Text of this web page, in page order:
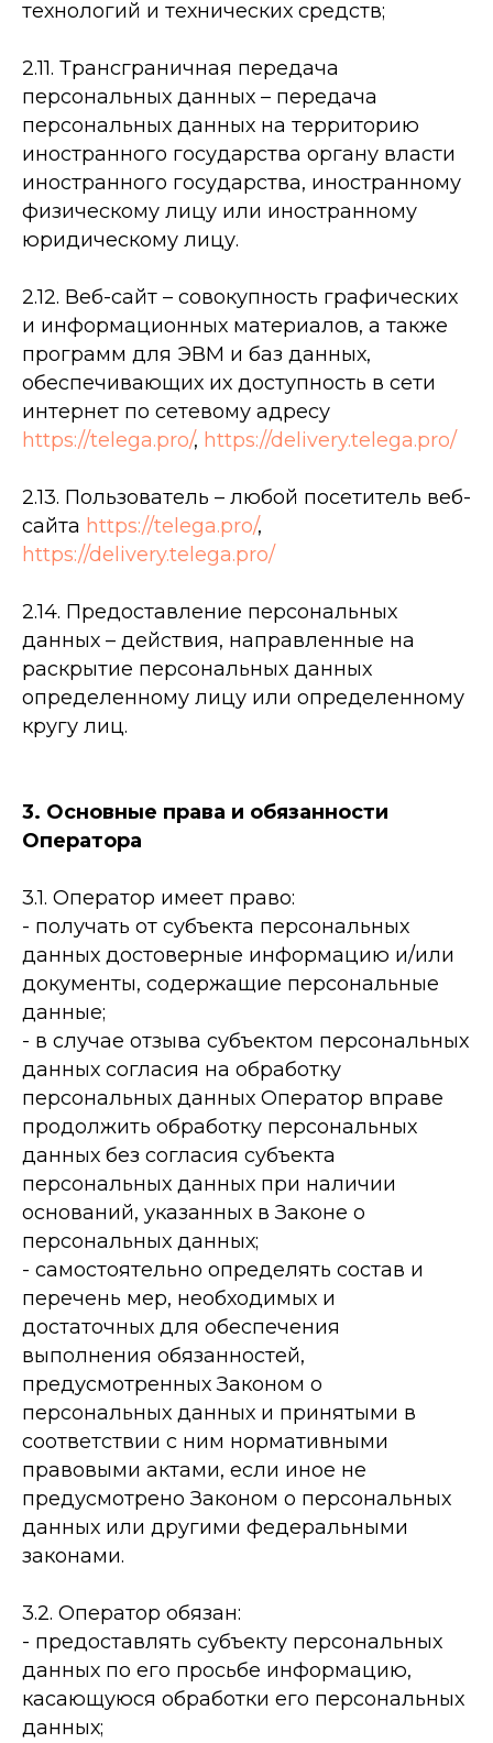
технологий и технических средств;
2.11. Трансграничная передача
персональных данных – передача
персональных данных на территорию
иностранного государства органу власти
иностранного государства, иностранному
физическому лицу или иностранному
юридическому лицу.
2.12. Веб-сайт – совокупность графических
и информационных материалов, а также
программ для ЭВМ и баз данных,
обеспечивающих их доступность в сети
интернет по сетевому адресу
https://telega.pro/, https://delivery.telega.pro/
2.13. Пользователь – любой посетитель веб-
сайта https://telega.pro/,
https://delivery.telega.pro/
2.14. Предоставление персональных
данных – действия, направленные на
раскрытие персональных данных
определенному лицу или определенному
кругу лиц.
3. Основные права и обязанности
Оператора
3.1. Оператор имеет право:
- получать от субъекта персональных
данных достоверные информацию и/или
документы, содержащие персональные
данные;
- в случае отзыва субъектом персональных
данных согласия на обработку
персональных данных Оператор вправе
продолжить обработку персональных
данных без согласия субъекта
персональных данных при наличии
оснований, указанных в Законе о
персональных данных;
- самостоятельно определять состав и
перечень мер, необходимых и
достаточных для обеспечения
выполнения обязанностей,
предусмотренных Законом о
персональных данных и принятыми в
соответствии с ним нормативными
правовыми актами, если иное не
предусмотрено Законом о персональных
данных или другими федеральными
законами.
3.2. Оператор обязан:
- предоставлять субъекту персональных
данных по его просьбе информацию,
касающуюся обработки его персональных
данных;